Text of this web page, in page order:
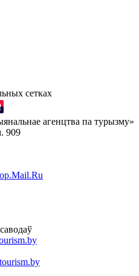
сетках
агенцтва па турызму»
909